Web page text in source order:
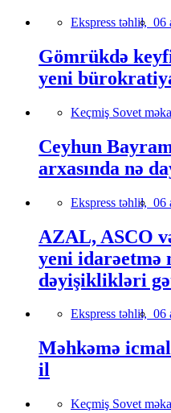
Ekspress təhlil, 06
Gömrükdə
yeni
Keçmiş Sovet
Ceyhun
arxasında nə
Ekspress təhlil, 06
AZAL, ASCO
yeni idarəetmə
dəyişiklikləri
Ekspress təhlil, 06
Məhkəmə
il
Keçmiş Sovet